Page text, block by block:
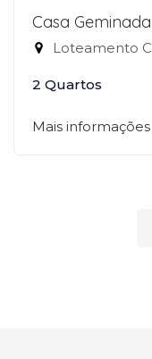
Casa
Loteamento
2 Quartos
Mais informações